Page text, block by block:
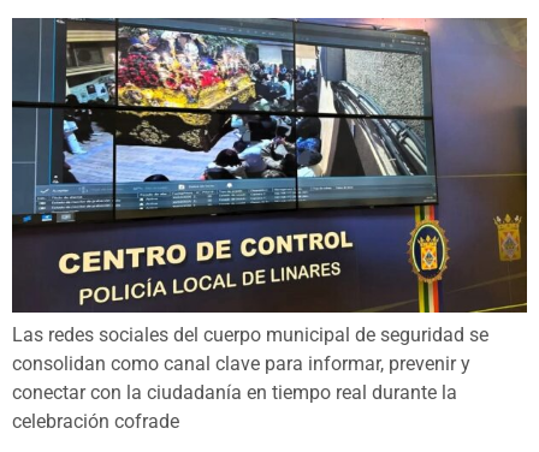
Las redes sociales del cuerpo municipal de seguridad se
consolidan como canal clave para informar, prevenir y
conectar con la ciudadanía en tiempo real durante la
celebración cofrade